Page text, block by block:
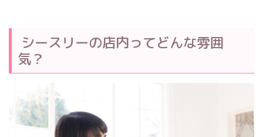
シースリーの店内ってどんな雰囲
気？